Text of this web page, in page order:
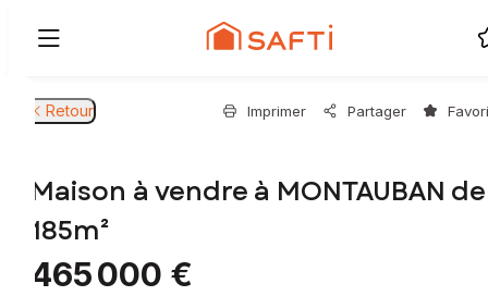
Retour Imprimer Partager
Maison à vendre à MONTAUBAN de
185m²
465 000 €